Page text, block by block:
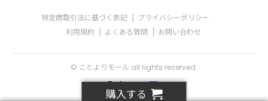
購入する
特定商取引法に基づく表記
プライバシーポリシー
利用規約
よくある質問 お問い合わせ
© ことよりモール all rights reserved.